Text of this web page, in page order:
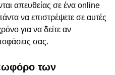
απευθείας σε ένα online
να επιστρέψετε σε αυτές
για να δείτε αν
σας.
των